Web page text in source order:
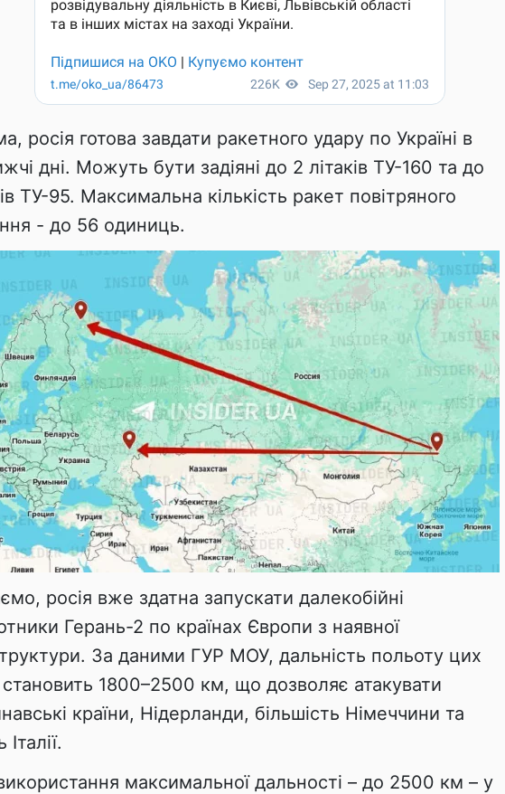
росія готова завдати ракетного удару по Україні в
дні. Можуть бути задіяні до 2 літаків ТУ-160 та до
ТУ-95. Максимальна кількість ракет повітряного
- до 56 одиниць.
росія вже здатна запускати далекобійні
Герань-2 по країнах Європи з наявної
За даними ГУР МОУ, дальність польоту цих
становить 1800–2500 км, що дозволяє атакувати
країни, Нідерланди, більшість Німеччини та
максимальної дальності – до 2500 км – у